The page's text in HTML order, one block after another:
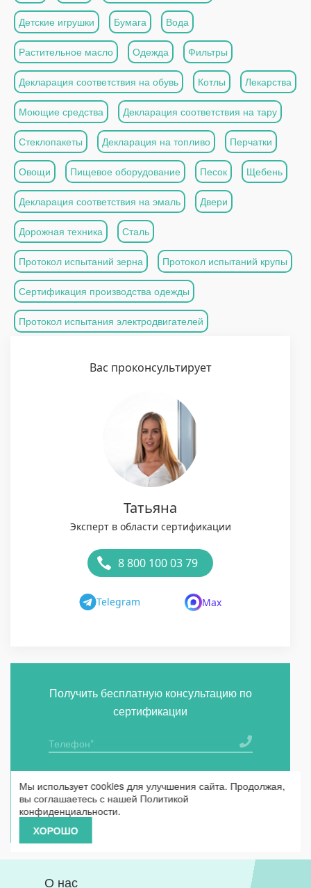
Детские игрушки Бумага Вода
Растительное масло Одежда Фильтры
Декларация соответствия на обувь Котлы Лекарства
Моющие средства Декларация соответствия на тару
Стеклопакеты Декларация на топливо Перчатки
Овощи Пищевое оборудование Песок Щебень
Декларация соответствия на эмаль Двери
Дорожная техника Сталь
Протокол испытаний зерна Протокол испытаний крупы
Сертификация производства одежды
Протокол испытания электродвигателей
Вас проконсультирует
Татьяна
Эксперт в области сертификации
8 800 100 03 79
Telegram Max
Получить бесплатную консультацию по
сертификации
ОТПРАВИТЬ
Я согласен наобработку персональных данных
О нас
Мы использует cookies для улучшения сайта. Продолжая,
вы соглашаетесь с нашей Политикой
конфиденциальности.
ХОРОШО